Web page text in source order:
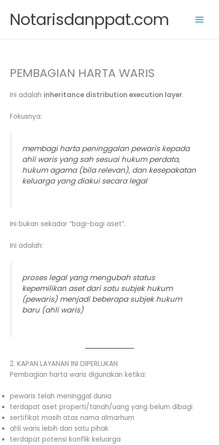
content
Notarisdanppat.com
PEMBAGIAN HARTA WARIS
Ini adalah inheritance distribution execution layer.
Fokusnya:
membagi harta peninggalan pewaris kepada
ahli waris yang sah sesuai hukum perdata,
hukum agama (bila relevan), dan kesepakatan
keluarga yang diakui secara legal
Ini bukan sekadar “bagi-bagi aset”.
Ini adalah:
proses legal yang mengubah status
kepemilikan aset dari satu subjek hukum
(pewaris) menjadi beberapa subjek hukum
baru (ahli waris)
2. KAPAN LAYANAN INI DIPERLUKAN
Pembagian harta waris digunakan ketika:
pewaris telah meninggal dunia
terdapat aset properti/tanah/uang yang belum dibagi
sertifikat masih atas nama almarhum
ahli waris lebih dari satu pihak
terdapat potensi konflik keluarga